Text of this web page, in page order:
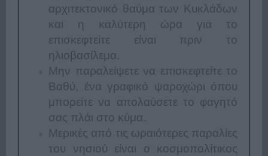
αρχιτεκτονικό θαύμα των Κυκλάδων
και η καλύτερη ώρα για το
επισκεφτείτε είναι πριν το
ηλιοβασίλεμα.
Μην παραλείψετε να επισκεφτείτε το
Βαθύ, ένα γραφικό ψαροχώρι όπου
μπορείτε να απολαύσετε το φαγητό
σας πλάι στο κύμα.
Μερικές από τις ωραιότερες παραλίες
του νησιού είναι ο κοσμοπολίτικος